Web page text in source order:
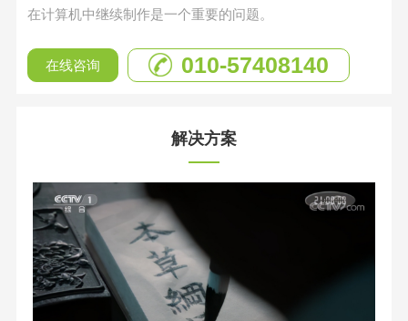
在计算机中继续制作是一个重要的问题。
在线咨询 010-57408140
解决方案